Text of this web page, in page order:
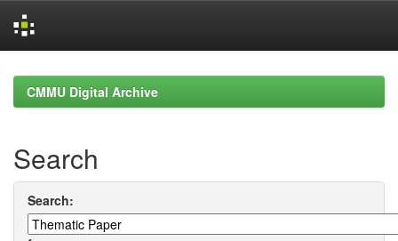
navigationCMMU Digital Archive
Search
Search: